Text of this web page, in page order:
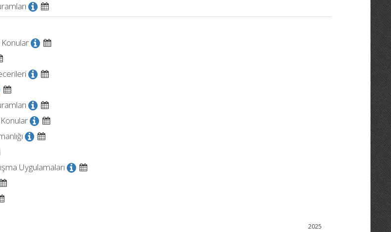
Uygulamaları
2025